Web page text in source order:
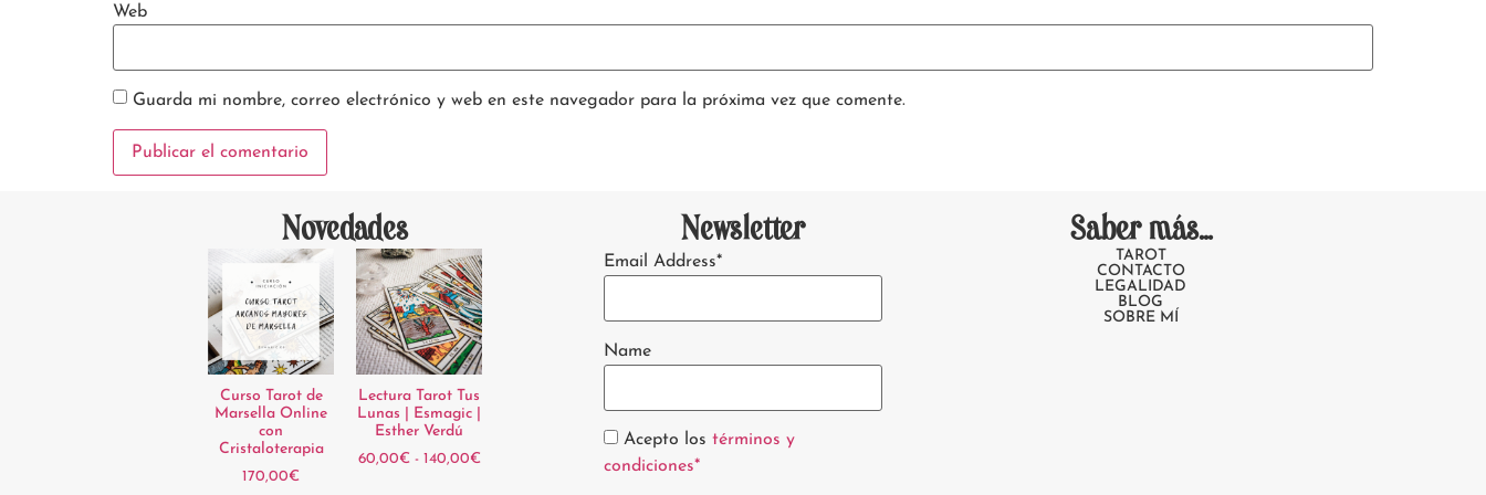
Web
Guarda mi nombre, correo electrónico y web en este navegador para la próxima vez que comente.
Novedades
Curso Tarot de
Marsella Online
con
Cristaloterapia
170,00€
Lectura Tarot Tus
Lunas | Esmagic |
Esther Verdú
60,00€ - 140,00€
Newsletter
Email Address*
Name
Acepto lostérminos y
condiciones*
Saber más...
TAROT
CONTACTO
LEGALIDAD
BLOG
SOBRE MÍ